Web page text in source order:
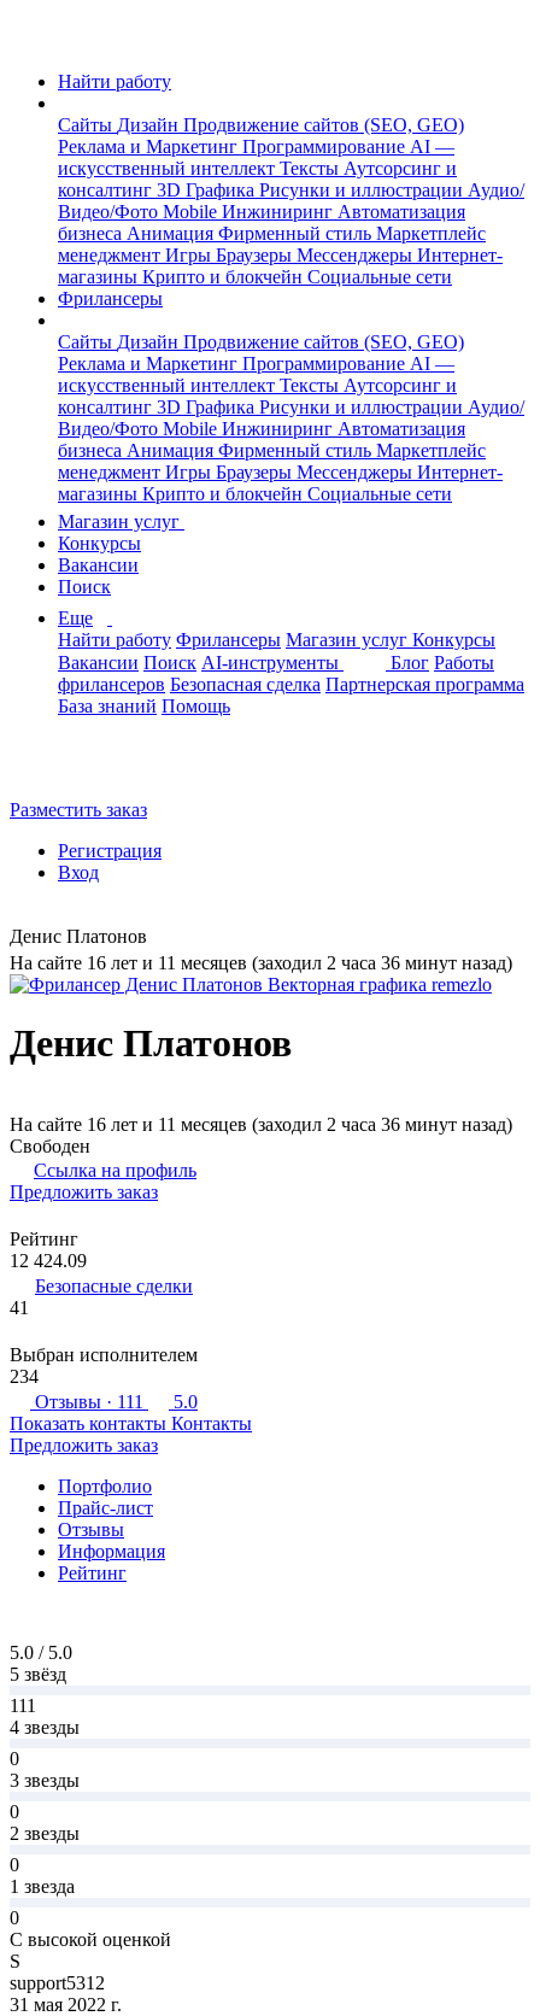
Найти работу
Сайты Дизайн Продвижение сайтов (SEO, GEO)
Реклама и Маркетинг Программирование AI —
искусственный интеллект Тексты Аутсорсинг и
консалтинг 3D Графика Рисунки и иллюстрации Аудио/
Видео/Фото Mobile Инжиниринг Автоматизация
бизнеса Анимация Фирменный стиль Маркетплейс
менеджмент Игры Браузеры Мессенджеры Интернет-
магазины Крипто и блокчейн Социальные сети
Фрилансеры
Сайты Дизайн Продвижение сайтов (SEO, GEO)
Реклама и Маркетинг Программирование AI —
искусственный интеллект Тексты Аутсорсинг и
консалтинг 3D Графика Рисунки и иллюстрации Аудио/
Видео/Фото Mobile Инжиниринг Автоматизация
бизнеса Анимация Фирменный стиль Маркетплейс
менеджмент Игры Браузеры Мессенджеры Интернет-
магазины Крипто и блокчейн Социальные сети
Магазин услуг
Конкурсы
Вакансии
Поиск
Еще
Найти работу Фрилансеры Магазин услуг Конкурсы
Вакансии Поиск AI-инструменты Блог Работы
фрилансеров Безопасная сделка Партнерская программа
База знаний Помощь
Разместить заказ
Регистрация
Вход
Денис Платонов
На сайте 16 лет и 11 месяцев (заходил 2 часа 36 минут назад)
Денис Платонов
На сайте 16 лет и 11 месяцев (заходил 2 часа 36 минут назад)
Свободен
Ссылка на профиль
Предложить заказ
Рейтинг
12 424.09
Безопасные сделки
41
Выбран исполнителем
234
Отзывы · 111
5.0
Показать контакты Контакты
Предложить заказ
Портфолио
Прайс-лист
Отзывы
Информация
Рейтинг
5.0 / 5.0
5 звёзд
111
4 звезды
0
3 звезды
0
2 звезды
0
1 звезда
0
С высокой оценкой
S
support5312
31 мая 2022 г.